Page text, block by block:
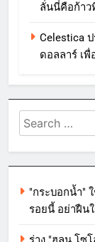
ลั่นนี่คือก้าว
Celestica
ดอลลาร์ เพื่
Search
for:
"กระบอกน้ำ"
รอยนี้ อย่าฝืน